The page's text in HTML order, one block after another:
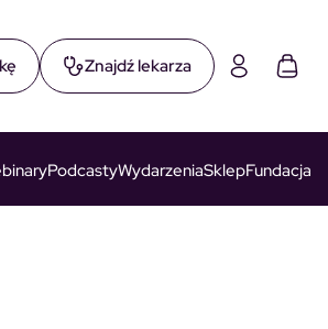
Znajdź lekarza
PodcastyWydarzeniaSklepFundacja